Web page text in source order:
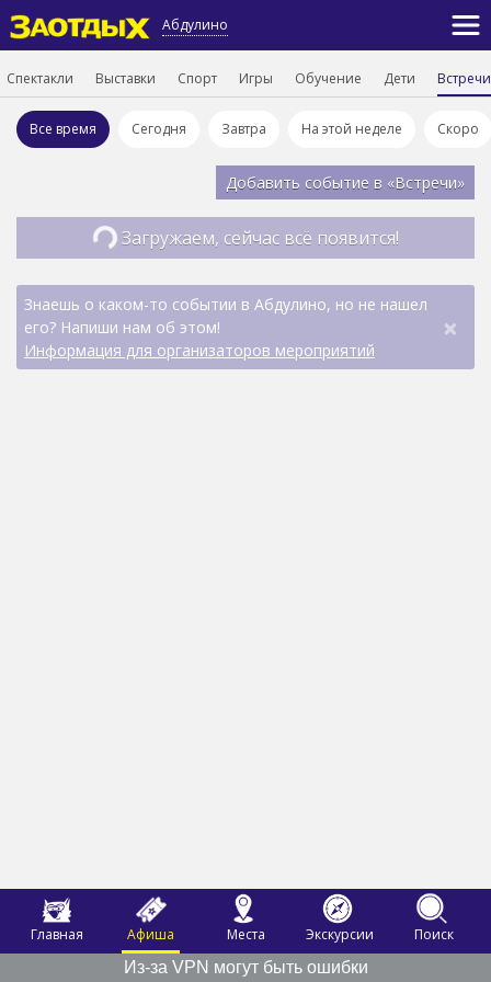
Абдулино
Главная Афиша Места Экскурсии
Поиск
Из-за VPN могут быть ошибки
Спектакли Выставки Спорт Игры Обучение Дети Встречи
Все время Сегодня Завтра На этой неделе Скоро
Добавить событие в «Встречи»
Загружаем, сейчас всё появится!
Знаешь о каком-то событии в Абдулино, но не нашел
его? Напиши нам об этом!
Информация для организаторов мероприятий
×